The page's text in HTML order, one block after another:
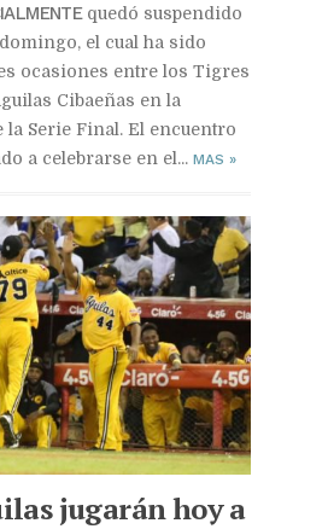
quedó suspendido
el cual ha sido
ocasiones entre los Tigres
Cibaeñas en la
Serie Final. El encuentro
a celebrarse en el... MAS »
jugarán hoy a